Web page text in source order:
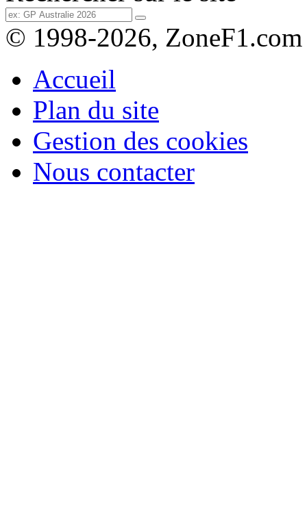
© 1998-2026, ZoneF1.com
Accueil
Plan du site
Gestion des cookies
Nous contacter